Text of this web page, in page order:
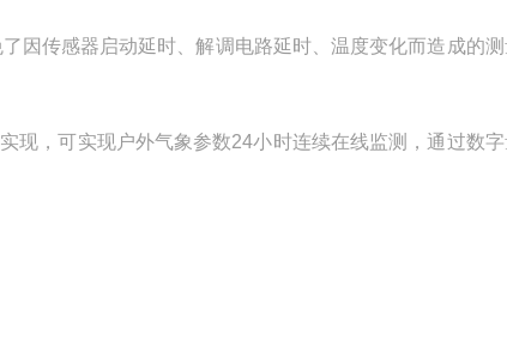
因传感器启动延时、解调电路延时、温度变化而造成的
现，可实现户外气象参数24小时连续在线监测，通过数